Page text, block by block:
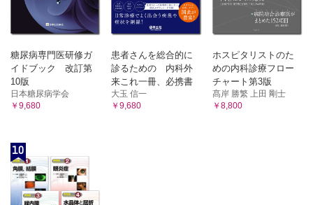
糖尿病専門医研修ガ
イドブック 改訂第
10版
日本糖尿病学会
￥9,680
患者さんを総合的に
診るための 内科外
来これ一冊、必携書
大玉 信一
￥9,680
ホスピタリストのた
めの内科診療フロー
チャート第3版
髙岸 勝繁 上田 剛士
￥8,800
10